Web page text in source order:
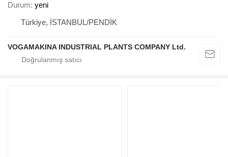
Durum yeni
Türkiye, İSTANBUL/PENDİK
VOGAMAKINA INDUSTRIAL PLANTS COMPANY Ltd.